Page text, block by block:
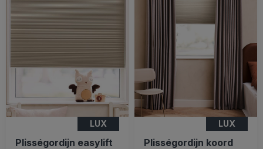
LUX
Plisségordijn easylift
LUX
Plisségordijn koord